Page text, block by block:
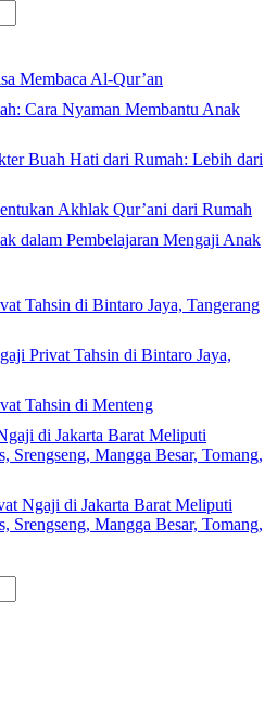
Membaca Al-Qur’an
Cara Nyaman Membantu Anak
Buah Hati dari Rumah: Lebih dari
Akhlak Qur’ani dari Rumah
dalam Pembelajaran Mengaji Anak
Tahsin di Bintaro Jaya, Tangerang
Privat Tahsin di Bintaro Jaya,
Tahsin di Menteng
di Jakarta Barat Meliputi
Srengseng, Mangga Besar, Tomang,
Ngaji di Jakarta Barat Meliputi
Srengseng, Mangga Besar, Tomang,